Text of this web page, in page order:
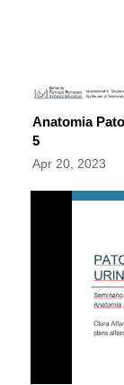
Anatomia
5
Apr 20, 2023